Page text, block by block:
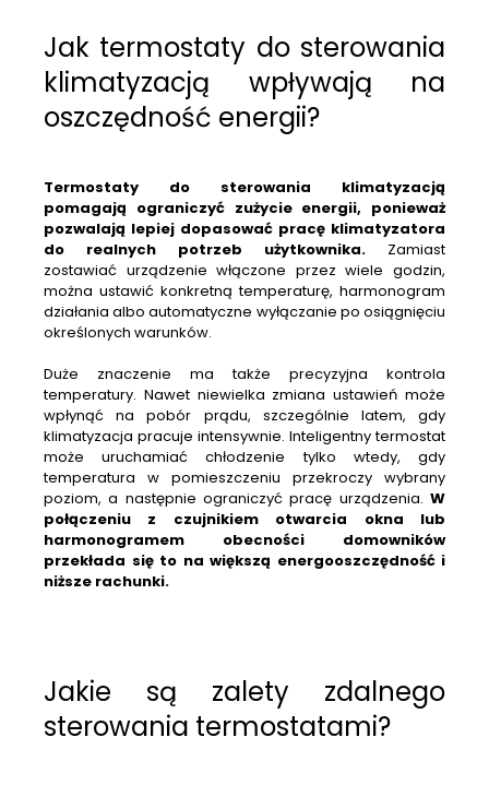
Jak termostaty do sterowania
klimatyzacją wpływają na
oszczędność energii?
Termostaty do sterowania klimatyzacją
pomagają ograniczyć zużycie energii, ponieważ
pozwalają lepiej dopasować pracę klimatyzatora
do realnych potrzeb użytkownika. Zamiast
zostawiać urządzenie włączone przez wiele godzin,
można ustawić konkretną temperaturę, harmonogram
działania albo automatyczne wyłączanie po osiągnięciu
określonych warunków.
Duże znaczenie ma także precyzyjna kontrola
temperatury. Nawet niewielka zmiana ustawień może
wpłynąć na pobór prądu, szczególnie latem, gdy
klimatyzacja pracuje intensywnie. Inteligentny termostat
może uruchamiać chłodzenie tylko wtedy, gdy
temperatura w pomieszczeniu przekroczy wybrany
poziom, a następnie ograniczyć pracę urządzenia. W
połączeniu z czujnikiem otwarcia okna lub
harmonogramem obecności domowników
przekłada się to na większą energooszczędność i
niższe rachunki.
Jakie są zalety zdalnego
sterowania termostatami?